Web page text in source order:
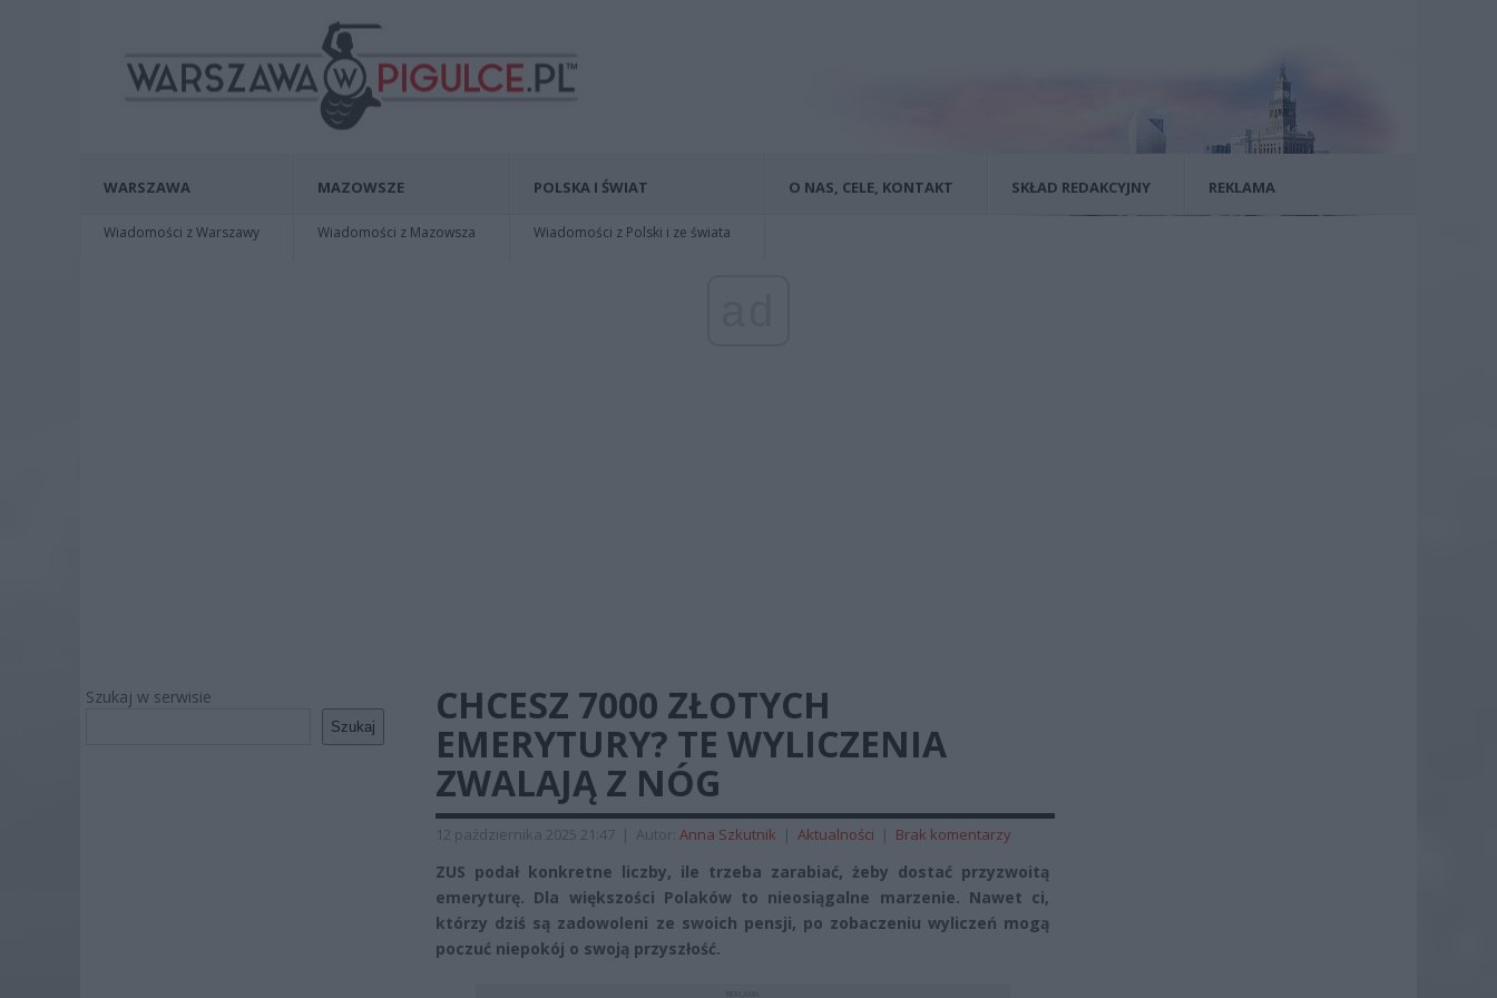
WARSZAWA
Wiadomości z Warszawy
MAZOWSZE
Wiadomości z Mazowsza
POLSKA I ŚWIAT
Wiadomości z Polski i ze świata
O NAS, CELE, KONTAKT SKŁAD REDAKCYJNY REKLAMA
Szukaj w serwisie
Szukaj
CHCESZ 7000 ZŁOTYCH
EMERYTURY? TE WYLICZENIA
ZWALAJĄ Z NÓG
12 października 2025 21:47 | Autor: Anna Szkutnik | Aktualności | Brak komentarzy
ZUS podał konkretne liczby, ile trzeba zarabiać, żeby dostać przyzwoitą
emeryturę. Dla większości Polaków to nieosiągalne marzenie. Nawet ci,
którzy dziś są zadowoleni ze swoich pensji, po zobaczeniu wyliczeń mogą
poczuć niepokój o swoją przyszłość.